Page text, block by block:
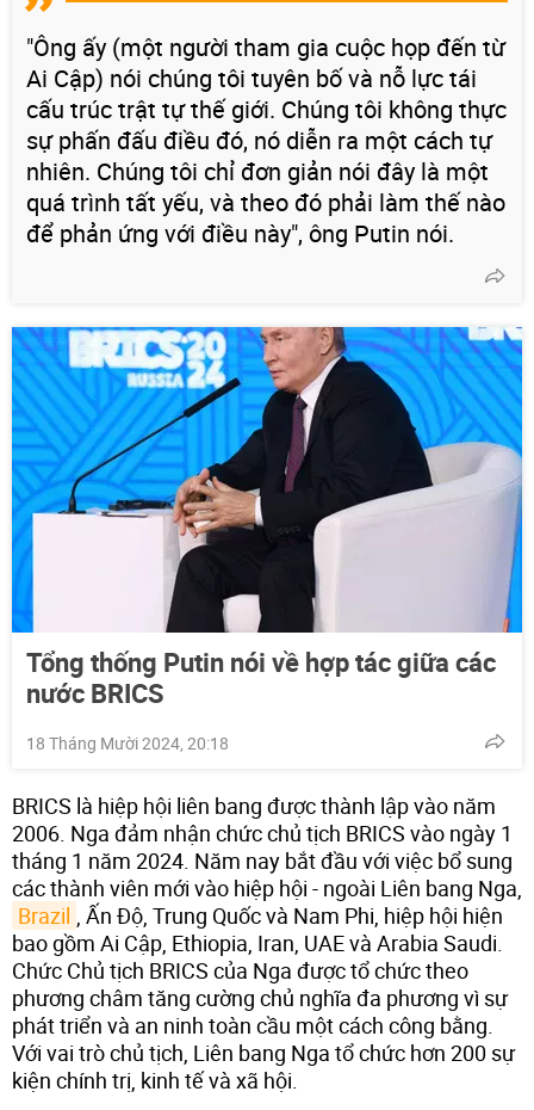
"Ông ấy (một người tham gia cuộc họp đến từ
Ai Cập) nói chúng tôi tuyên bố và nỗ lực tái
cấu trúc trật tự thế giới. Chúng tôi không thực
sự phấn đấu điều đó, nó diễn ra một cách tự
nhiên. Chúng tôi chỉ đơn giản nói đây là một
quá trình tất yếu, và theo đó phải làm thế nào
để phản ứng với điều này", ông Putin nói.
Tổng thống Putin nói về hợp tác giữa các
nước BRICS
18 Tháng Mười 2024, 20:18
BRICS là hiệp hội liên bang được thành lập vào năm
2006. Nga đảm nhận chức chủ tịch BRICS vào ngày 1
tháng 1 năm 2024. Năm nay bắt đầu với việc bổ sung
các thành viên mới vào hiệp hội - ngoài Liên bang Nga,
Brazil , Ấn Độ, Trung Quốc và Nam Phi, hiệp hội hiện
bao gồm Ai Cập, Ethiopia, Iran, UAE và Arabia Saudi.
Chức Chủ tịch BRICS của Nga được tổ chức theo
phương châm tăng cường chủ nghĩa đa phương vì sự
phát triển và an ninh toàn cầu một cách công bằng.
Với vai trò chủ tịch, Liên bang Nga tổ chức hơn 200 sự
kiện chính trị, kinh tế và xã hội.